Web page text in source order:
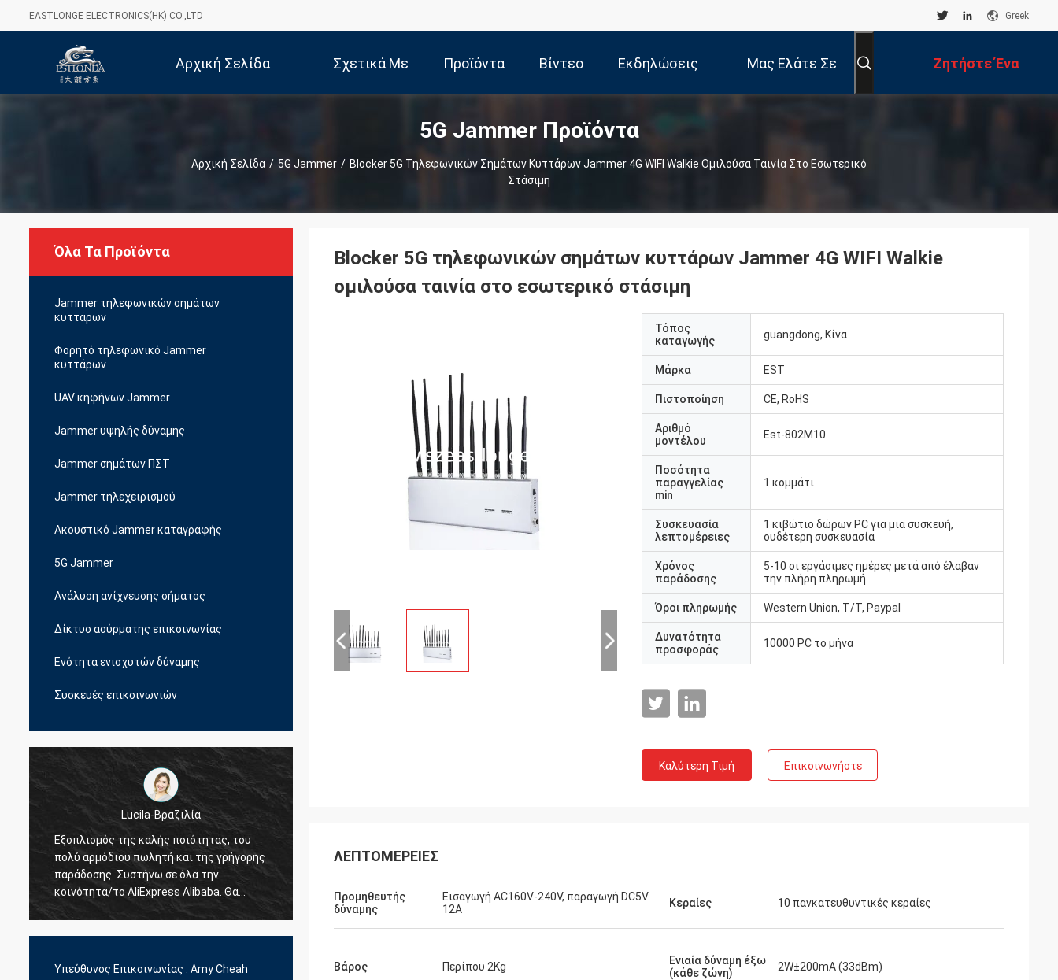
EASTLONGE ELECTRONICS(HK) CO.,LTD Greek
Αρχική Σελίδα Σχετικά Με Προϊόντα Βίντεο Εκδηλώσεις Μας Ελάτε Σε Ζητήστε Ένα
Απόσπασμα
5G Jammer Προϊόντα
Αρχική Σελίδα / 5G Jammer / Blocker 5G Τηλεφωνικών Σημάτων Κυττάρων Jammer 4G WIFI Walkie Ομιλούσα Ταινία Στο Εσωτερικό
Στάσιμη
Όλα Τα Προϊόντα
Jammer τηλεφωνικών σημάτων
κυττάρων
Φορητό τηλεφωνικό Jammer
κυττάρων
UAV κηφήνων Jammer
Jammer υψηλής δύναμης
Jammer σημάτων ΠΣΤ
Jammer τηλεχειρισμού
Ακουστικό Jammer καταγραφής
5G Jammer
Ανάλυση ανίχνευσης σήματος
Δίκτυο ασύρματης επικοινωνίας
Ενότητα ενισχυτών δύναμης
Συσκευές επικοινωνιών
Hamadivo-Γαλλία
Καλύτερος πωλητής, καλή συναλλαγή και
γρήγορος χρόνος παράδοσης
γρήγορα να στείλει και κανένα πρόβλημα
Υπεύθυνος Επικοινωνίας : Amy Cheah
Blocker 5G τηλεφωνικών σημάτων κυττάρων Jammer 4G WIFI Walkie
ομιλούσα ταινία στο εσωτερικό στάσιμη
Τόπος
καταγωγής
guangdong, Κίνα
Μάρκα EST
Πιστοποίηση CE, RoHS
Αριθμό
μοντέλου
Est-802M10
Ποσότητα
παραγγελίας
min
1 κομμάτι
Συσκευασία
λεπτομέρειες
1 κιβώτιο δώρων PC για μια συσκευή,
ουδέτερη συσκευασία
Χρόνος
παράδοσης
5-10 οι εργάσιμες ημέρες μετά από έλαβαν
την πλήρη πληρωμή
Όροι πληρωμής Western Union, T/T, Paypal
Δυνατότητα
προσφοράς
10000 PC το μήνα
Καλύτερη Τιμή Επικοινωνήστε
ΛΕΠΤΟΜΈΡΕΙΕΣ
Προμηθευτής
δύναμης
Εισαγωγή AC160V-240V, παραγωγή DC5V
12A
Κεραίες 10 πανκατευθυντικές κεραίες
Βάρος Περίπου 2Kg
Ενιαία δύναμη έξω
(κάθε ζώνη)
2W±200mA (33dBm)